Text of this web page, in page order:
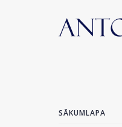
SĀKUMLAPA